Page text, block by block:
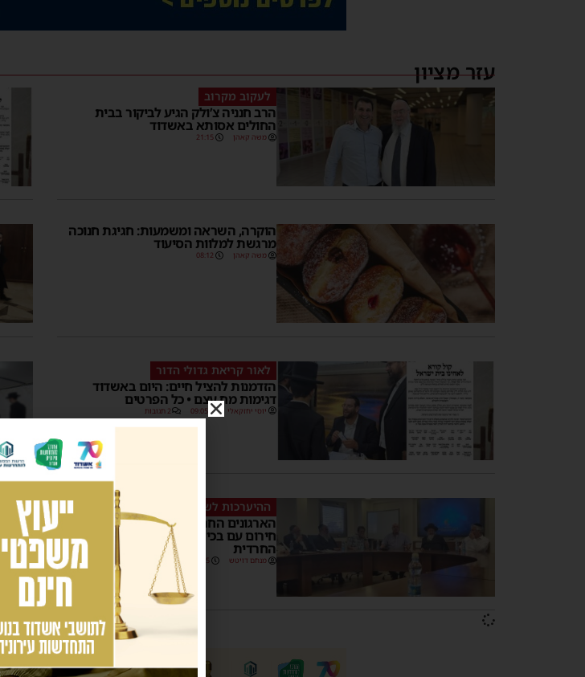
עזר מציון
לעקוב מקרוב
הרב חנניה צ’ולק הגיע לביקור בבית
החולים אסותא באשדוד
משה קאהן 21:15
הוקרה, השראה ומשמעות: חגיגת חנוכה
מרגשת למלוות הסיעוד
משה קאהן 08:12
לאור קריאת גדולי הדור
הזדמנות להציל חיים: היום באשדוד
דגימות מח עצם • כל הפרטים
יוסי יחזקאלי 09:05 2 תגובות
ההיערכות לשעת חירום
הארגונים החרדים בכנס הכנה לשעת
חירום עם בכירי העירייה והנציגות
החרדית
מנחם דויטש 18:15